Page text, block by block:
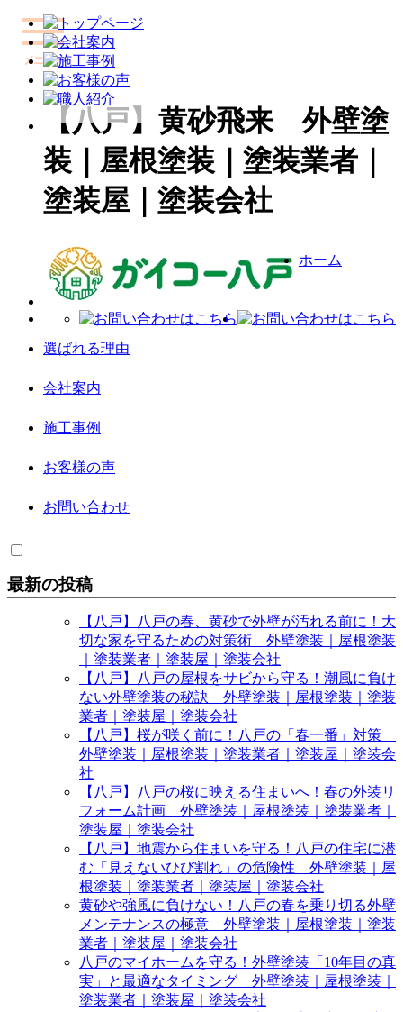
【八戸】黄砂飛来 外壁塗
装｜屋根塗装｜塗装業者｜
塗装屋｜塗装会社
ホーム
選ばれる理由
会社案内
施工事例
お客様の声
お問い合わせ
最新の投稿
【八戸】八戸の春、黄砂で外壁が汚れる前に！大
切な家を守るための対策術 外壁塗装｜屋根塗装
｜塗装業者｜塗装屋｜塗装会社
【八戸】八戸の屋根をサビから守る！潮風に負け
ない外壁塗装の秘訣 外壁塗装｜屋根塗装｜塗装
業者｜塗装屋｜塗装会社
【八戸】桜が咲く前に！八戸の「春一番」対策
外壁塗装｜屋根塗装｜塗装業者｜塗装屋｜塗装会
社
【八戸】八戸の桜に映える住まいへ！春の外装リ
フォーム計画 外壁塗装｜屋根塗装｜塗装業者｜
塗装屋｜塗装会社
【八戸】地震から住まいを守る！八戸の住宅に潜
む「見えないひび割れ」の危険性 外壁塗装｜屋
根塗装｜塗装業者｜塗装屋｜塗装会社
黄砂や強風に負けない！八戸の春を乗り切る外壁
メンテナンスの極意 外壁塗装｜屋根塗装｜塗装
業者｜塗装屋｜塗装会社
八戸のマイホームを守る！外壁塗装「10年目の真
実」と最適なタイミング 外壁塗装｜屋根塗装｜
塗装業者｜塗装屋｜塗装会社